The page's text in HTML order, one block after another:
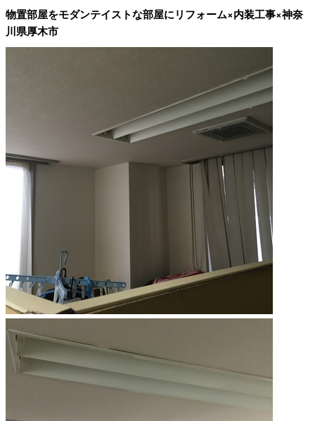
物置部屋をモダンテイストな部屋にリフォーム×内装工事×神奈
川県厚木市